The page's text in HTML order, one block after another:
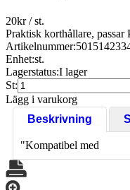
20kr/ st.
Praktisk korthållare, passar
Artikelnummer:
Enhet:st.
Lagerstatus:I lager
St:
Lägg i varukorg
Beskrivning
"Kompatibel med